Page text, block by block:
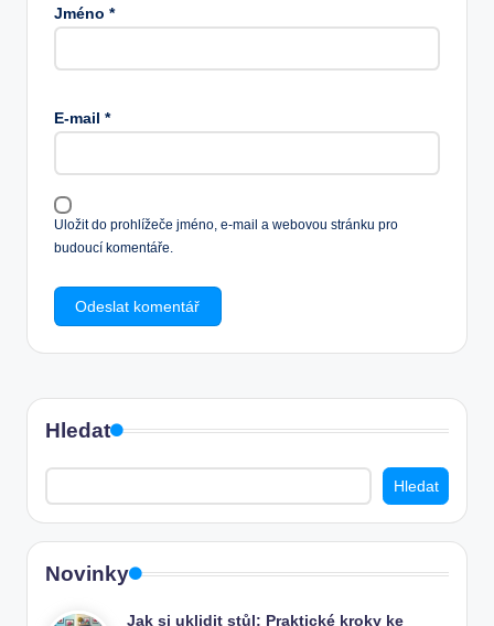
Jméno *
E-mail *
Uložit do prohlížeče jméno, e-mail a webovou stránku pro
budoucí komentáře.
Hledat
Hledat
Novinky
Jak si uklidit stůl: Praktické kroky ke